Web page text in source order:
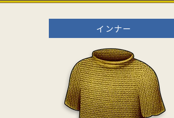
インナー